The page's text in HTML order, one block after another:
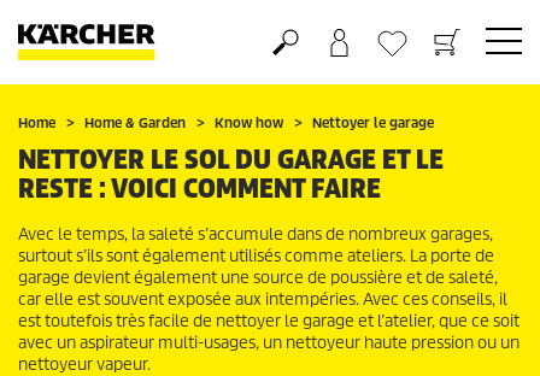
Panier
Mes Favoris
Home Home & Garden Know how Nettoyer le garage
NETTOYER LE SOL DU GARAGE ET LE
RESTE : VOICI COMMENT FAIRE
Avec le temps, la saleté s’accumule dans de nombreux garages,
surtout s’ils sont également utilisés comme ateliers. La porte de
garage devient également une source de poussière et de saleté,
car elle est souvent exposée aux intempéries. Avec ces conseils, il
est toutefois très facile de nettoyer le garage et l’atelier, que ce soit
avec un aspirateur multi-usages, un nettoyeur haute pression ou un
nettoyeur vapeur.